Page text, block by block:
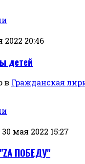
2022 20:46
детей
в Гражданская
мая 2022 15:27
ПОБЕДУ"